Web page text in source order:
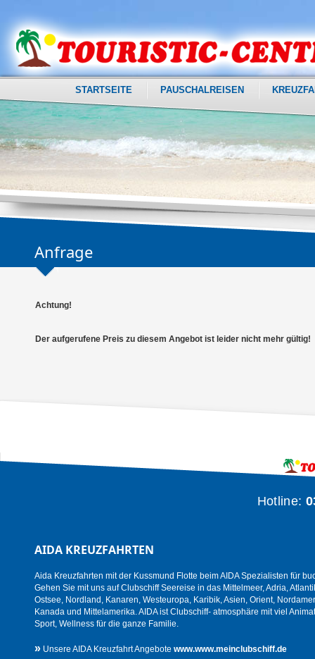
STARTSEITE PAUSCHALREISEN
Anfrage
Achtung!
Der aufgerufene Preis zu diesem Angebot ist leider nicht mehr gültig!
Hotline:
AIDA KREUZFAHRTEN
Aida Kreuzfahrten mit der Kussmund Flotte beim AIDA Spezialisten für
Gehen Sie mit uns auf Clubschiff Seereise in das Mittelmeer, Adria,
Ostsee, Nordland, Kanaren, Westeuropa, Karibik, Asien, Orient,
Kanada und Mittelamerika. AIDA ist Clubschiff- atmosphäre mit viel
Sport, Wellness für die ganze Familie.
» Unsere AIDA Kreuzfahrt Angebote www.www.meinclubschiff.de